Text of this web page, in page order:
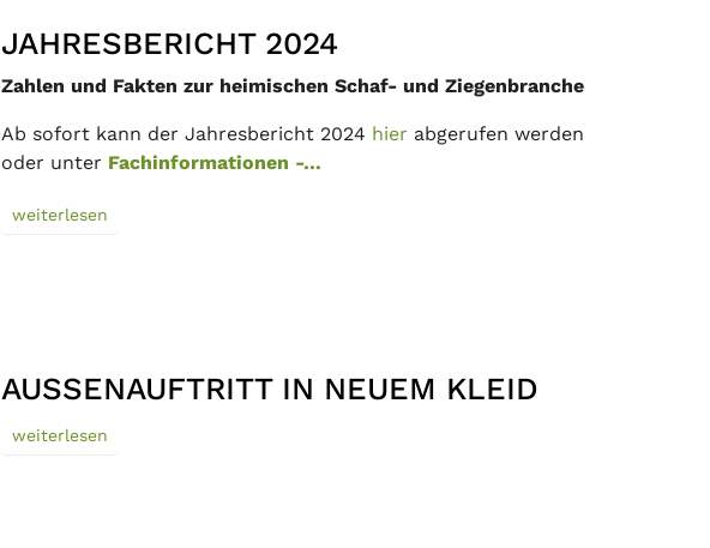
JAHRESBERICHT 2024
Zahlen und Fakten zur heimischen Schaf- und Ziegenbranche
Ab sofort kann der Jahresbericht 2024 hier abgerufen werden
oder unter Fachinformationen -…
weiterlesen
AUSSENAUFTRITT IN NEUEM KLEID
weiterlesen